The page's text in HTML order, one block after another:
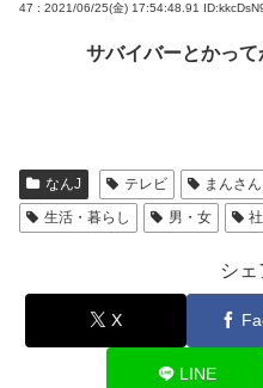
47 : 2021/06/25(金) 17:54:48.91
サバイバーとかっ
なんJ テレビ まんさん
生活・暮らし
男・女
シェ
X
LINE